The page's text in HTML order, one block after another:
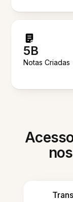
5B
Notas Criadas